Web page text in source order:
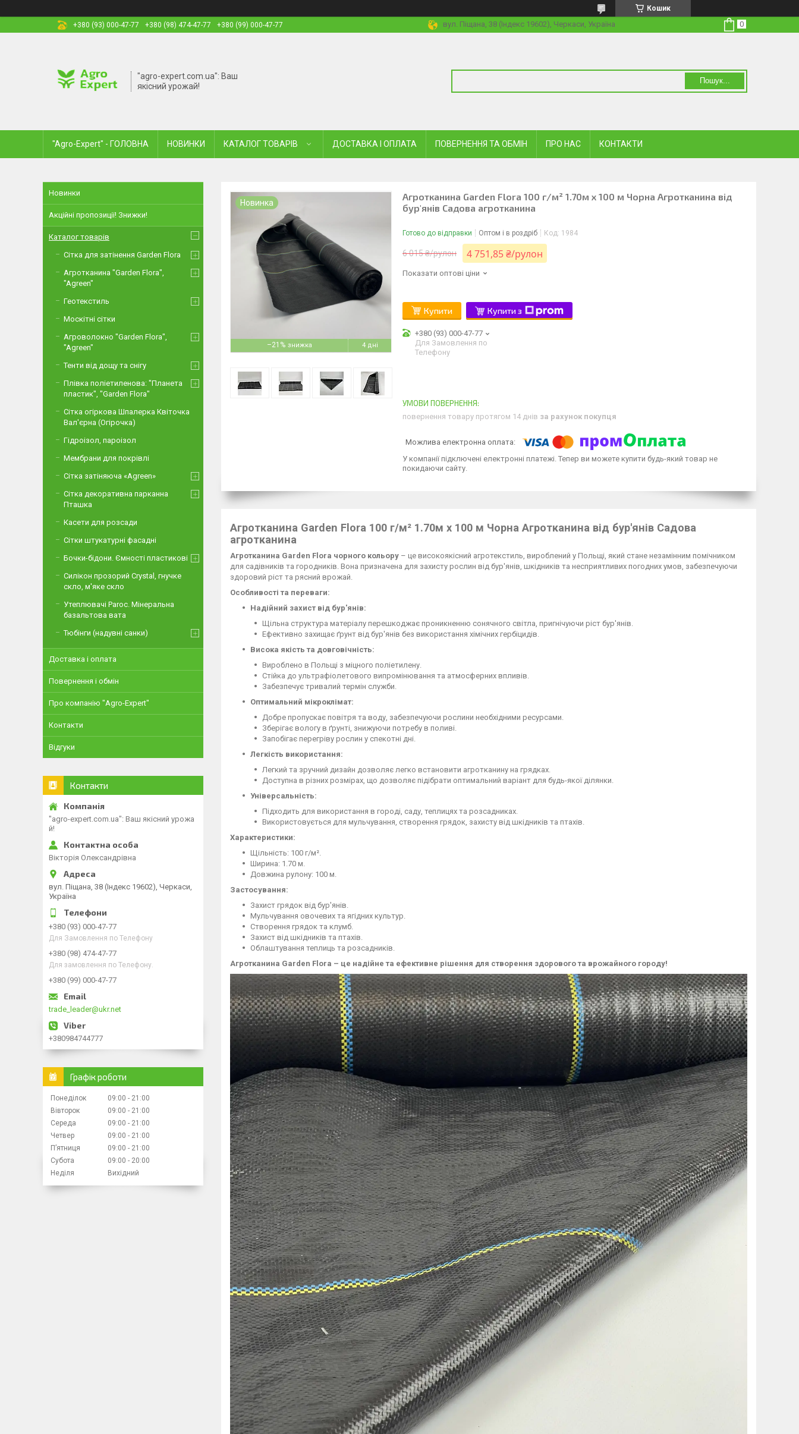
Кошик
+380 (93) 000-47-77
+380 (98) 474-47-77 +380 (99) 000-47-77 вул. Піщана, 38 (Індекс 19602), Черкаси, Україна
"agro-expert.com.ua": Ваш
якісний урожай!
Пошук...
"Agro-Expert" - ГОЛОВНА НОВИНКИ КАТАЛОГ ТОВАРІВ ДОСТАВКА І ОПЛАТА ПОВЕРНЕННЯ ТА ОБМІН ПРО НАС КОНТАКТИ
–21% 4 дні
Новинка
Агротканина Garden Flora 100 г/м² 1.70м х 100 м Чорна Агротканина від
бур'янів Садова агротканина
Готово до відправки Оптом і в роздріб Код: 1984
6 015 ₴/рулон 4 751,85 ₴/рулон
Показати оптові ціни
Купити Купити з
+380 (93) 000-47-77
Для Замовлення по
Телефону
повернення товару протягом 14 днів за рахунок покупця
У компанії підключені електронні платежі. Тепер ви можете купити будь-який товар не
покидаючи сайту.
Агротканина Garden Flora 100 г/м² 1.70м х 100 м Чорна Агротканина від бур'янів Садова
агротканина
Агротканина Garden Flora чорного кольору – це високоякісний агротекстиль, вироблений у Польщі, який стане незамінним помічником
для садівників та городників. Вона призначена для захисту рослин від бур'янів, шкідників та несприятливих погодних умов, забезпечуючи
здоровий ріст та рясний врожай.
Особливості та переваги:
Надійний захист від бур'янів:
Щільна структура матеріалу перешкоджає проникненню сонячного світла, пригнічуючи ріст бур'янів.
Ефективно захищає ґрунт від бур'янів без використання хімічних гербіцидів.
Висока якість та довговічність:
Вироблено в Польщі з міцного поліетилену.
Стійка до ультрафіолетового випромінювання та атмосферних впливів.
Забезпечує тривалий термін служби.
Оптимальний мікроклімат:
Добре пропускає повітря та воду, забезпечуючи рослини необхідними ресурсами.
Зберігає вологу в ґрунті, знижуючи потребу в поливі.
Запобігає перегріву рослин у спекотні дні.
Легкість використання:
Легкий та зручний дизайн дозволяє легко встановити агротканину на грядках.
Доступна в різних розмірах, що дозволяє підібрати оптимальний варіант для будь-якої ділянки.
Універсальність:
Підходить для використання в городі, саду, теплицях та розсадниках.
Використовується для мульчування, створення грядок, захисту від шкідників та птахів.
Характеристики:
Щільність: 100 г/м².
Ширина: 1.70 м.
Довжина рулону: 100 м.
Застосування:
Захист грядок від бур'янів.
Мульчування овочевих та ягідних культур.
Створення грядок та клумб.
Захист від шкідників та птахів.
Облаштування теплиць та розсадників.
Агротканина Garden Flora – це надійне та ефективне рішення для створення здорового та врожайного городу!
Новинки
Акційні пропозиції! Знижки!
Каталог товарів
Сітка для затінення Garden Flora
Агротканина "Garden Flora",
"Agreen"
Геотекстиль
Москітні сітки
Агроволокно "Garden Flora",
"Agreen"
Тенти від дощу та снігу
Плівка поліетиленова: "Планета
пластик", "Garden Flora"
Сітка огіркова Шпалерка Квіточка
Вал'єрна (Огірочка)
Гідроізол, пароізол
Мембрани для покрівлі
Сітка затіняюча «Agreen»
Сітка декоративна парканна
Пташка
Касети для розсади
Сітки штукатурні фасадні
Бочки-бідони. Ємності пластикові
Силікон прозорий Crystal, гнучке
скло, м'яке скло
Утеплювачі Paroc. Мінеральна
базальтова вата
Тюбінги (надувні санки)
Доставка і оплата
Повернення і обмін
Про компанію "Agro-Expert"
Контакти
Відгуки
Контакти
"agro-expert.com.ua": Ваш якісний урожа
й!
Вікторія Олександрівна
вул. Піщана, 38 (Індекс 19602), Черкаси,
Україна
+380 (93) 000-47-77
Для Замовлення по Телефону
+380 (98) 474-47-77
Для замовлення по Телефону.
+380 (99) 000-47-77
trade_leader@ukr.net
+380984744777
Графік роботи
Понеділок 09:00
21:00
Вівторок
09:00
21:00
Середа
09:00
21:00
Четвер
09:00
21:00
Пʼятниця
09:00
21:00
Субота
09:00
20:00
Неділя
Вихідний